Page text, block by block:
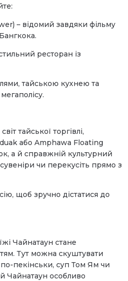
– відомий завдяки фільму
ресторан із
тайською кухнею та
тайської торгівлі,
або Amphawa Floating
а й справжній культурний
чи перекусіть прямо з
щоб зручно дістатися до
Чайнатаун стане
Тут можна скуштувати
пекінськи, суп Том Ям чи
Чайнатаун особливо